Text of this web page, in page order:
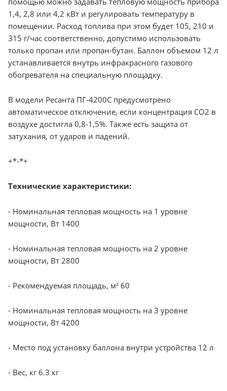
1,4, 2,8 или 4,2 кВт и регулировать температуру в
помещении. Расход топлива при этом будет 105, 210 и
315 г/час соответственно, допустимо использовать
только пропан или пропан-бутан. Баллон объемом 12 л
устанавливается внутрь инфракрасного газового
обогревателя на специальную площадку.
В модели Ресанта ПГ-4200С предусмотрено
автоматическое отключение, если концентрация СО2 в
воздухе достигла 0,8-1,5%. Также есть защита от
затухания, от ударов и падений.
+*-*+
Технические характеристики:
- Номинальная тепловая мощность на 1 уровне
мощности, Вт 1400
- Номинальная тепловая мощность на 2 уровне
мощности, Вт 2800
- Рекомендуемая площадь, м² 60
- Номинальная тепловая мощность на 3 уровне
мощности, Вт 4200
- Место под установку баллона внутри устройства 12 л
- Вес, кг 6.3 кг